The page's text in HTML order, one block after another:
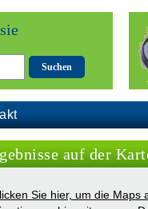
Suchen
auf der
Sie hier, um die Maps